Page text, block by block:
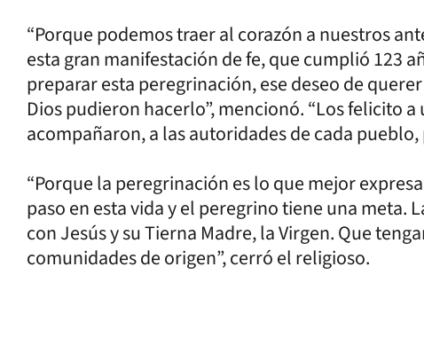
“Porque podemos traer al corazón a nuestros
esta gran manifestación de fe, que cumplió 123
preparar esta peregrinación, ese deseo de
Dios pudieron hacerlo”, mencionó. “Los felicito
acompañaron, a las autoridades de cada
“Porque la peregrinación es lo que mejor
paso en esta vida y el peregrino tiene una meta.
con Jesús y su Tierna Madre, la Virgen. Que
comunidades de origen”, cerró el religioso.